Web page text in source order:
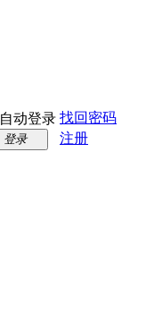
自动登录 找回密码
登录 注册